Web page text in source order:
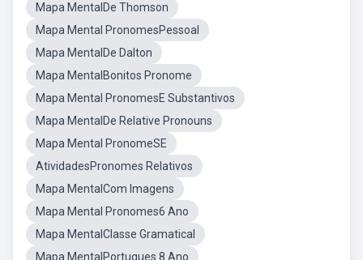
Mapa MentalDe Thomson
Mapa Mental PronomesPessoal
Mapa MentalDe Dalton
Mapa MentalBonitos Pronome
Mapa Mental PronomesE Substantivos
Mapa MentalDe Relative Pronouns
Mapa Mental PronomeSE
AtividadesPronomes Relativos
Mapa MentalCom Imagens
Mapa Mental Pronomes6 Ano
Mapa MentalClasse Gramatical
Mapa MentalPortugues 8 Ano